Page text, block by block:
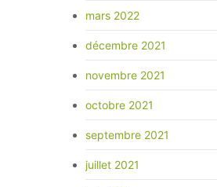
mars 2022
décembre 2021
novembre 2021
octobre 2021
septembre 2021
juillet 2021